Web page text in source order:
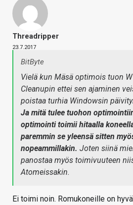
Threadripper
23.7.2017
BitByte
Vielä kun Mäsä optimois tuon
Cleanupin ettei sen ajaminen
poistaa turhia Windowsin
Ja mitä tulee tuohon
optimointi toimii hitaalla
paremmin se yleensä sitten
nopeammillakin. Joten siinä
panostaa myös toimivuuteen
Atomeissakin.
Ei toimi noin. Romukoneille on